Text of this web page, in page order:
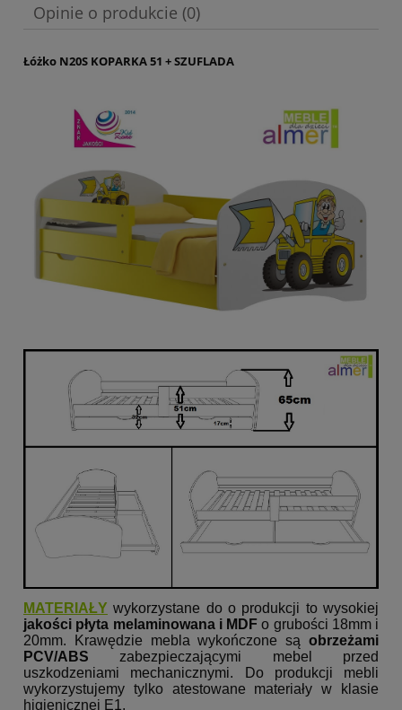
Opinie o produkcie (0)
Łóżko N20S KOPARKA 51 + SZUFLADA
MATERIAŁY wykorzystane do o produkcji to wysokiej
jakości płyta melaminowana i MDF o grubości 18mm i
20mm. Krawędzie mebla wykończone są obrzeżami
PCV/ABS zabezpieczającymi mebel przed
uszkodzeniami mechanicznymi. Do produkcji mebli
wykorzystujemy tylko atestowane materiały w klasie
higienicznej E1.